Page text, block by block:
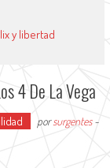
y libertad
4 De La Vega
porsurgentes-